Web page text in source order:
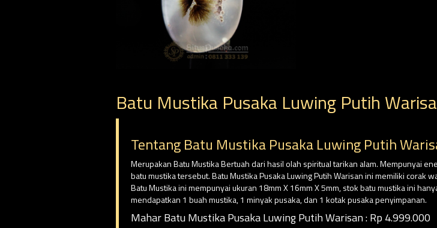
Batu Mustika Pusaka Luwing Putih
Tentang Batu Mustika Pusaka Luwing Putih
Merupakan Batu Mustika Bertuah dari hasil olah spiritual tarikan alam. Mempunyai
batu mustika tersebut. Batu Mustika Pusaka Luwing Putih Warisan ini memiliki corak
Batu Mustika ini mempunyai ukuran 18mm X 16mm X 5mm, stok batu mustika ini
mendapatkan 1 buah mustika, 1 minyak pusaka, dan 1 kotak pusaka penyimpanan.
Mahar Batu Mustika Pusaka Luwing Putih Warisan : Rp 4.999.000